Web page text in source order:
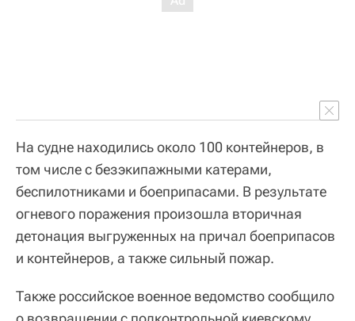
На судне находились около 100 контейнеров, в
том числе с безэкипажными катерами,
беспилотниками и боеприпасами. В результате
огневого поражения произошла вторичная
детонация выгруженных на причал боеприпасов
и контейнеров, а также сильный пожар.
Также российское военное ведомство сообщило